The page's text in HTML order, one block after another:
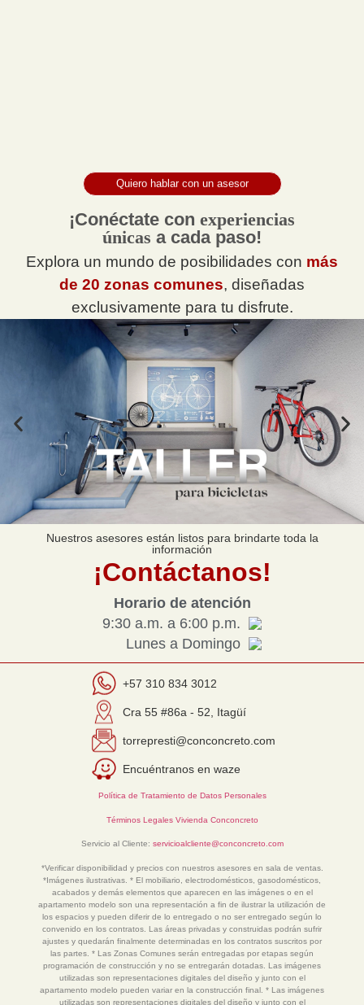
Quiero hablar con un asesor
¡Conéctate con experiencias
únicas a cada paso!
Explora un mundo de posibilidades con más
de 20 zonas comunes, diseñadas
exclusivamente para tu disfrute.
Nuestros asesores están listos para brindarte toda la
información
¡Contáctanos!
Horario de atención
9:30 a.m. a 6:00 p.m.
Lunes a Domingo
+57 310 834 3012
Cra 55 #86a - 52, Itagüí
torrepresti@conconcreto.com
Encuéntranos en waze
Política de Tratamiento de Datos Personales
Términos Legales Vivienda Conconcreto
Servicio al Cliente: servicioalcliente@conconcreto.com
*Verificar disponibilidad y precios con nuestros asesores en sala de ventas.
*Imágenes ilustrativas. * El mobiliario, electrodomésticos, gasodomésticos,
acabados y demás elementos que aparecen en las imágenes o en el
apartamento modelo son una representación a fin de ilustrar la utilización de
los espacios y pueden diferir de lo entregado o no ser entregado según lo
convenido en los contratos. Las áreas privadas y construidas podrán sufrir
ajustes y quedarán finalmente determinadas en los contratos suscritos por
las partes. * Las Zonas Comunes serán entregadas por etapas según
programación de construcción y no se entregarán dotadas. Las imágenes
utilizadas son representaciones digitales del diseño y junto con el
apartamento modelo pueden variar en la construcción final. * Las imágenes
utilizadas son representaciones digitales del diseño y junto con el